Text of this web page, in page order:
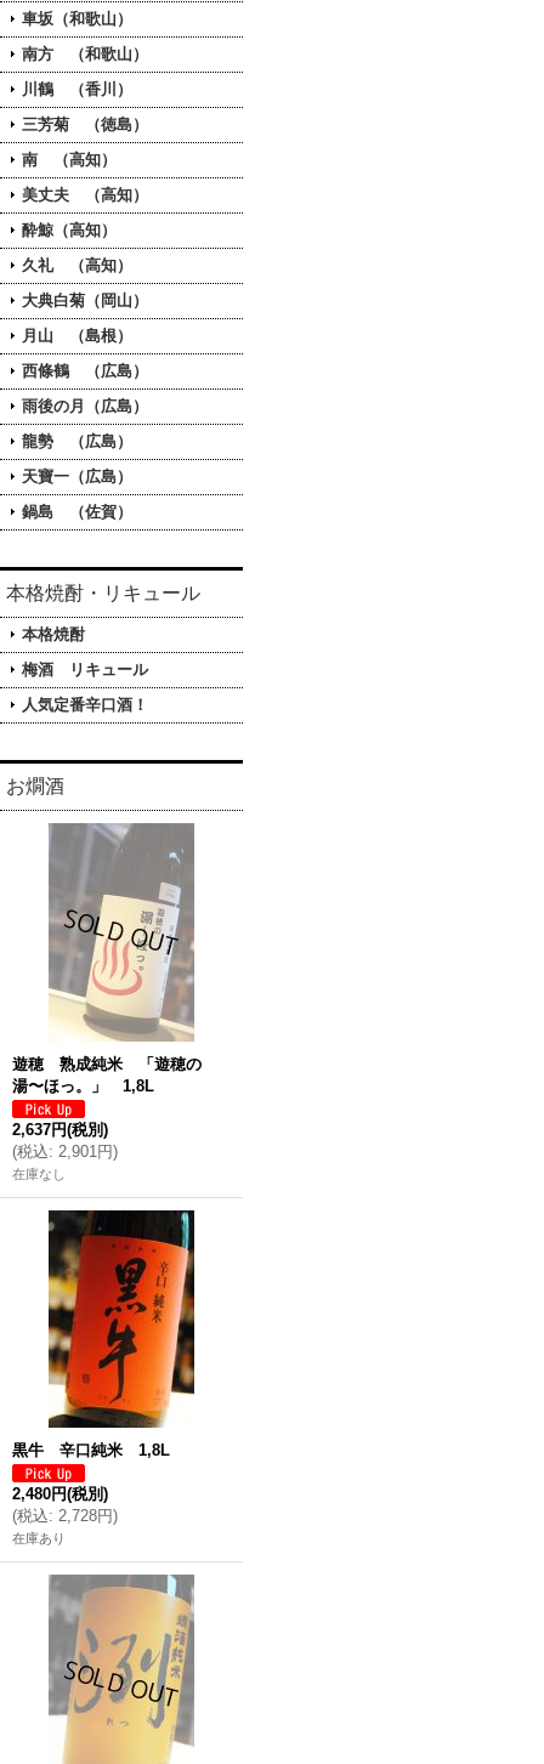
車坂（和歌山）
南方 （和歌山）
川鶴 （香川）
三芳菊 （徳島）
南 （高知）
美丈夫 （高知）
酔鯨（高知）
久礼 （高知）
大典白菊（岡山）
月山 （島根）
西條鶴 （広島）
雨後の月（広島）
龍勢 （広島）
天寶一（広島）
鍋島 （佐賀）
本格焼酎・リキュール
本格焼酎
梅酒 リキュール
人気定番辛口酒！
お燗酒
遊穂 熟成純米 「遊穂の
湯〜ほっ。」 1,8L
2,637円(税別)
(税込: 2,901円)
在庫なし
黒牛 辛口純米 1,8L
2,480円(税別)
(税込: 2,728円)
在庫あり